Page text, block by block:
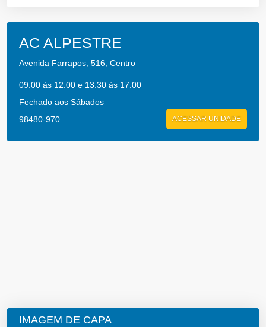
AC ALPESTRE
Avenida Farrapos, 516, Centro
09:00 às 12:00 e 13:30 às 17:00
Fechado aos Sábados
98480-970
ACESSAR UNIDADE
IMAGEM DE CAPA